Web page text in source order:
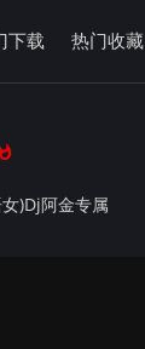
下载 热门收藏
)Dj阿金专属